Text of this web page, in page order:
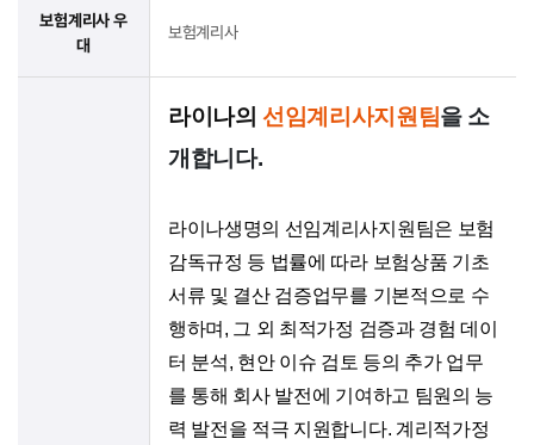
보험계리사 우
대
보험계리사
라이나의선임계리사지원팀을소
개합니다.
라이나생명의 ​선임계리사지원팀은 ​보험
감독규정 등 ​법률에 따라 보험상품 기초
서류 ​및 ​결산 검증업무를 ​기본적으로 수
행하며, 그 ​외 최적가정 ​검증과 ​경험 데이
터 ​분석, ​현안 ​이슈 검토 등의 ​추가 ​업무
를 통해 회사 ​발전에 ​기여하고 ​팀원의 능
력 발전을 ​적극 지원합니다. ​계리적가정